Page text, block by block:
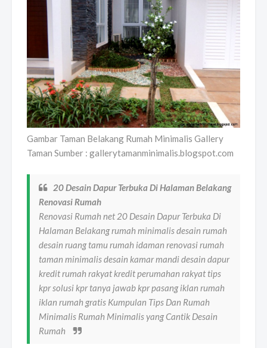
Gambar Taman Belakang Rumah Minimalis Gallery
Taman Sumber : gallerytamanminimalis.blogspot.com
20 Desain Dapur Terbuka Di Halaman Belakang
Renovasi Rumah
Renovasi Rumah net 20 Desain Dapur Terbuka Di
Halaman Belakang rumah minimalis desain rumah
desain ruang tamu rumah idaman renovasi rumah
taman minimalis desain kamar mandi desain dapur
kredit rumah rakyat kredit perumahan rakyat tips
kpr solusi kpr tanya jawab kpr pasang iklan rumah
iklan rumah gratis Kumpulan Tips Dan Rumah
Minimalis Rumah Minimalis yang Cantik Desain
Rumah